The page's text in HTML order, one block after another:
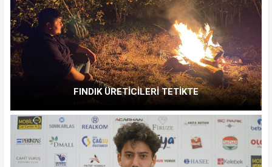
FINDIK ÜRETİCİLERİ TETİKTE